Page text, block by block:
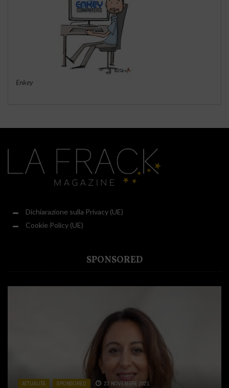
Enkey
Dichiarazione sulla Privacy (UE)
Cookie Policy (UE)
SPONSORED
ATTUALITÀ SPONSORED 23 NOVEMBRE 2021
ATTUALITÀ CUCINA , SPONSORED 2 DICEMBRE 2020
ATTUALITÀ SPONSORED 31 LUGLIO 2020